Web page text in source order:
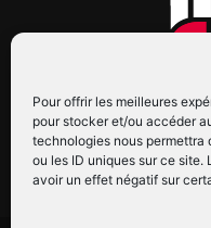
Pour offrir les meilleures
pour stocker et/ou accéder
technologies nous permettra
ou les ID uniques sur ce
avoir un effet négatif sur